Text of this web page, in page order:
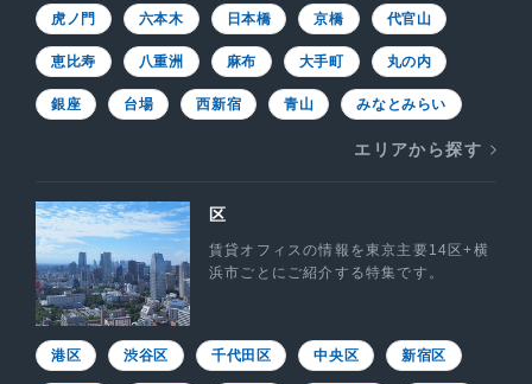
虎ノ門 六本木 日本橋 京橋 代官山
恵比寿 八重洲 麻布 大手町 丸の内
銀座 台場 西新宿 青山 みなとみらい
エリアから探す
区
賃貸オフィスの情報を東京主要14区+横
浜市ごとにご紹介する特集です。
港区 渋谷区 千代田区 中央区 新宿区